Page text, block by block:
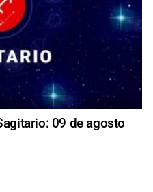
09 de agosto